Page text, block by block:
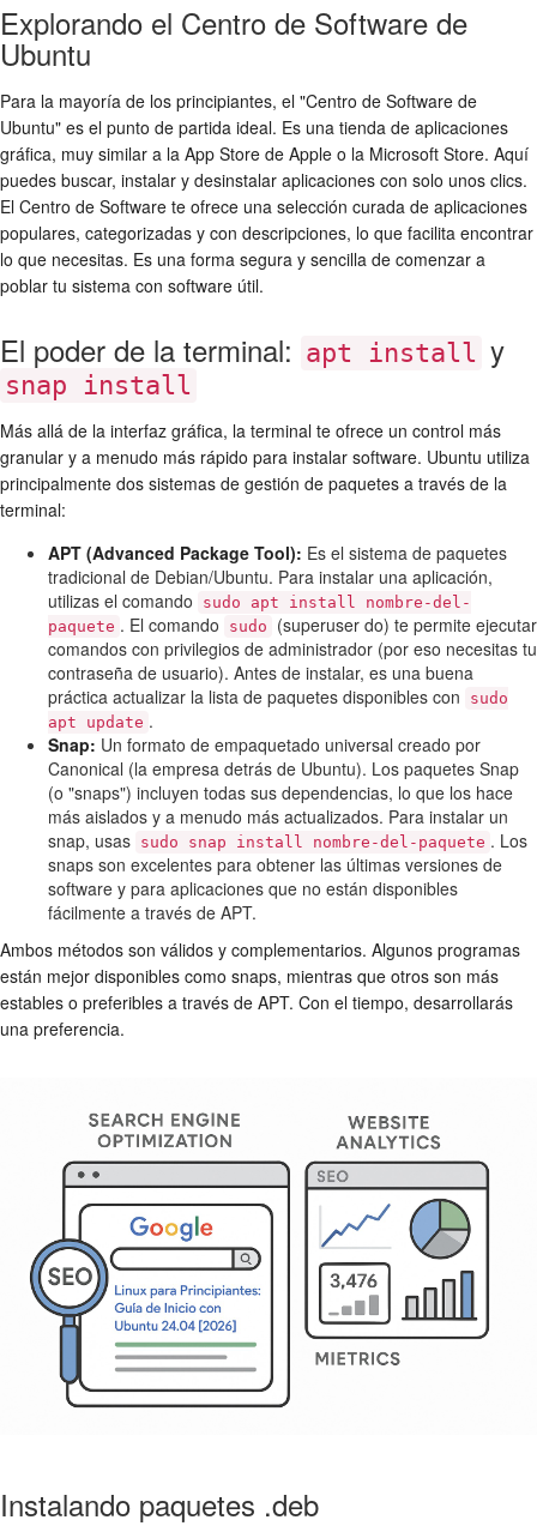
Explorando el Centro de Software de
Ubuntu
Para la mayoría de los principiantes, el "Centro de Software de
Ubuntu" es el punto de partida ideal. Es una tienda de aplicaciones
gráfica, muy similar a la App Store de Apple o la Microsoft Store. Aquí
puedes buscar, instalar y desinstalar aplicaciones con solo unos clics.
El Centro de Software te ofrece una selección curada de aplicaciones
populares, categorizadas y con descripciones, lo que facilita encontrar
lo que necesitas. Es una forma segura y sencilla de comenzar a
poblar tu sistema con software útil.
El poder de la terminal: apt install y
snap install
Más allá de la interfaz gráfica, la terminal te ofrece un control más
granular y a menudo más rápido para instalar software. Ubuntu utiliza
principalmente dos sistemas de gestión de paquetes a través de la
terminal:
APT (Advanced Package Tool): Es el sistema de paquetes
tradicional de Debian/Ubuntu. Para instalar una aplicación,
utilizas el comando
sudo apt install nombre-del-
paquete . El comando sudo
(superuser do) te permite ejecutar
comandos con privilegios de administrador (por eso necesitas tu
contraseña de usuario). Antes de instalar, es una buena
práctica actualizar la lista de paquetes disponibles con
sudo
apt update .
Snap: Un formato de empaquetado universal creado por
Canonical (la empresa detrás de Ubuntu). Los paquetes Snap
(o "snaps") incluyen todas sus dependencias, lo que los hace
más aislados y a menudo más actualizados. Para instalar un
snap, usas sudo snap install nombre-del-paquete . Los
snaps son excelentes para obtener las últimas versiones de
software y para aplicaciones que no están disponibles
fácilmente a través de APT.
Ambos métodos son válidos y complementarios. Algunos programas
están mejor disponibles como snaps, mientras que otros son más
estables o preferibles a través de APT. Con el tiempo, desarrollarás
una preferencia.
Instalando paquetes .deb